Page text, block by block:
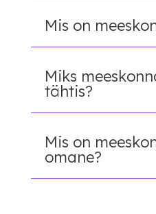
Mis on
Miks
tähtis?
Mis on
omane?